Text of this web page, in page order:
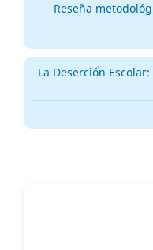
Reseña
La Deserción